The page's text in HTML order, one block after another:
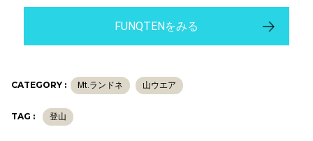
FUNQTENをみる
CATEGORY : Mt.ランドネ 山ウエア
TAG : 登山